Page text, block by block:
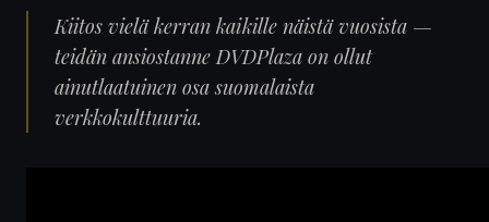
Kiitos vielä kerran kaikille näistä vuosista —
teidän ansiostanne DVDPlaza on ollut
ainutlaatuinen osa suomalaista
verkkokulttuuria.